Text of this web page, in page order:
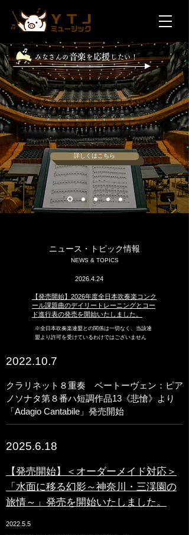
あなたの学校や楽団が演奏している曲を
作曲した作曲家と話をしたり
レッスンを受けてみませんか？
詳しくはこちら
みなさんの音楽を 応援 したい！
ニュース・トピック情報
​​NEWS & TOPICS
2022.10.7
クラリネット８重奏 ベートーヴェン：ピア
ノソナタ第８番ハ短調作品13《悲愴》より
「Adagio Cantabile」発売開始
2022.5.5
2026.4.24
【発売開始】2026年度全日本吹奏楽コンク
ール課題曲のデイリートレーニングとコー
ド進行表の発売を開始いたしました。
​※全日本吹奏楽連盟との関係は一切なく、当該連
盟より許可を受けているわけではございません
2025.6.18
​【発売開始】＜オーダーメイド対応＞
「水面に移る幻影～神奈川・三渓園の
旅情～」発売を開始いたしました。